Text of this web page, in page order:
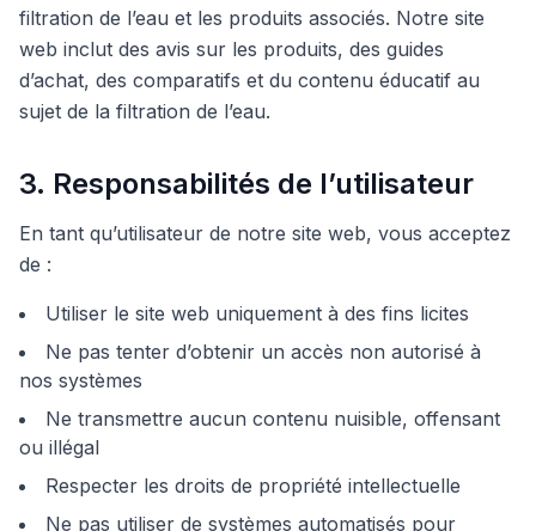
filtration de l’eau et les produits associés. Notre site
web inclut des avis sur les produits, des guides
d’achat, des comparatifs et du contenu éducatif au
sujet de la filtration de l’eau.
3. Responsabilités de l’utilisateur
En tant qu’utilisateur de notre site web, vous acceptez
de :
Utiliser le site web uniquement à des fins licites
Ne pas tenter d’obtenir un accès non autorisé à
nos systèmes
Ne transmettre aucun contenu nuisible, offensant
ou illégal
Respecter les droits de propriété intellectuelle
Ne pas utiliser de systèmes automatisés pour